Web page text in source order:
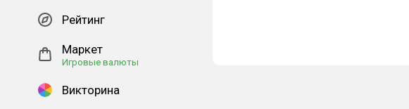
Рейтинг
Маркет
Игровые валюты
Викторина